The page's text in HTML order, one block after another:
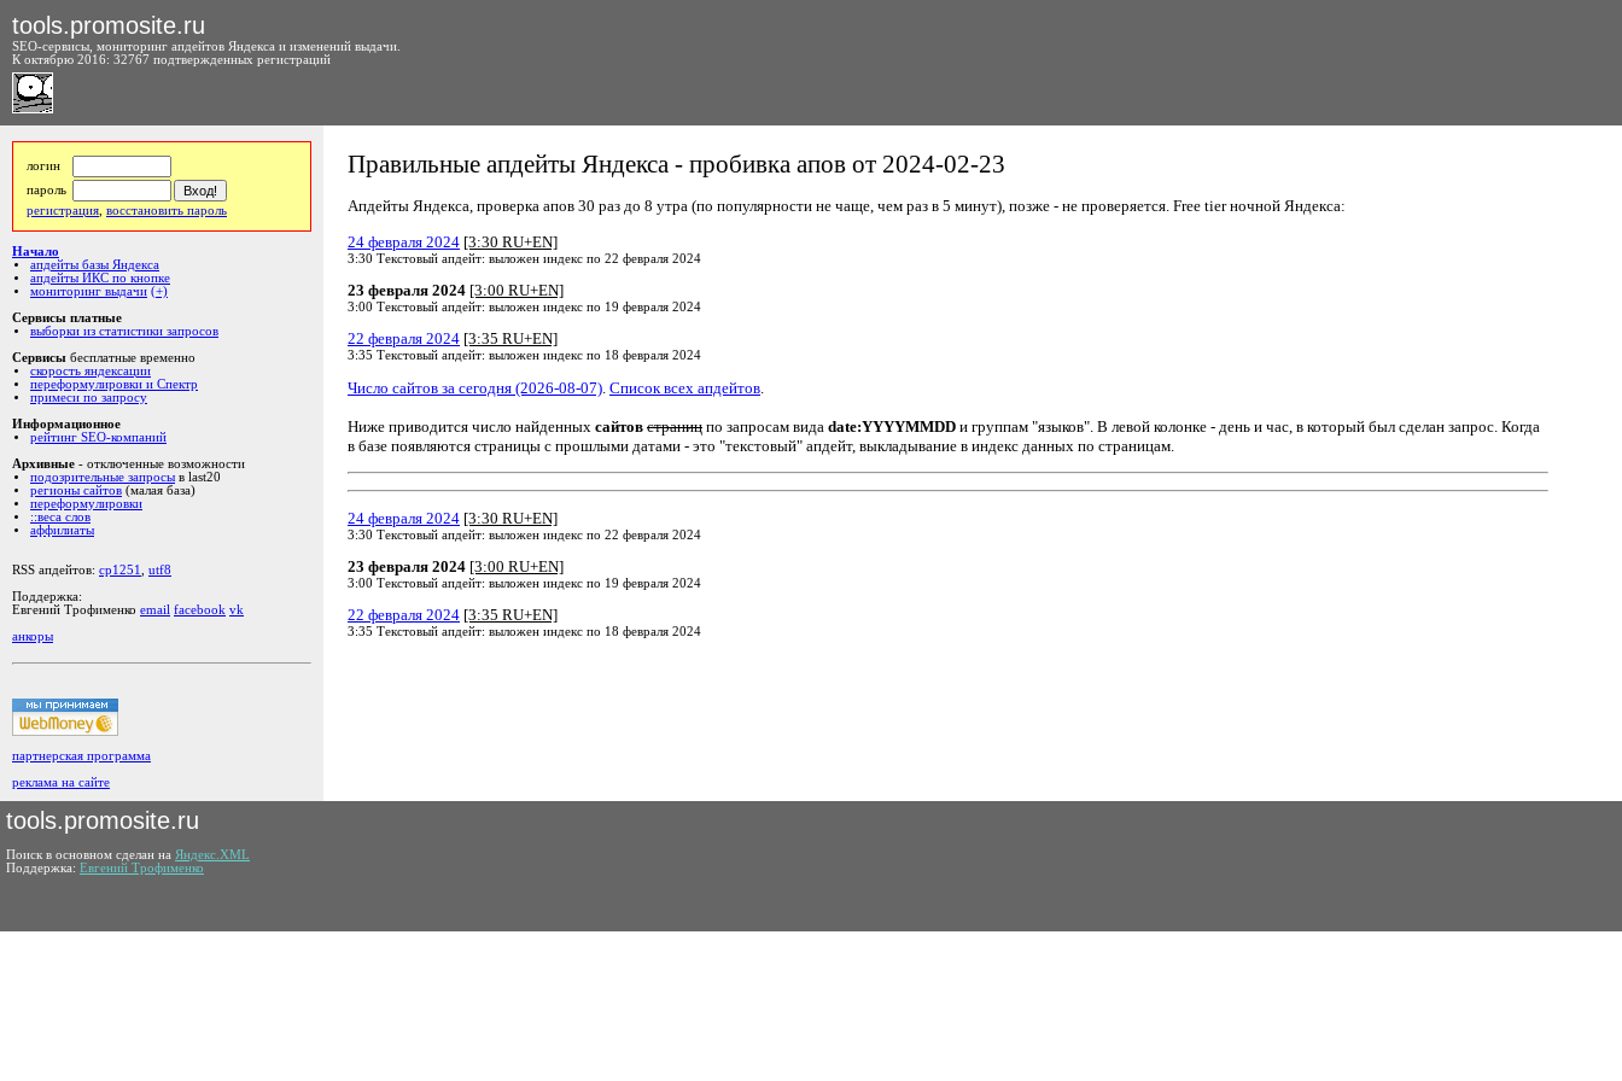
tools.promosite.ru
SEO-сервисы, мониторинг апдейтов Яндекса и изменений выдачи.
К октябрю 2016: 32767 подтвержденных регистраций
логин
пароль
регистрация восстановить пароль
Начало
апдейты базы Яндекса
апдейты ИКС по кнопке
мониторинг выдачи (+)
Сервисы платные
выборки из статистики запросов
Сервисы бесплатные временно
скорость яндексации
переформулировки и Спектр
примеси по запросу
Информационное
рейтинг SEO-компаний
Архивные - отключенные возможности
подозрительные запросы в last20
регионы сайтов (малая база)
переформулировки
::веса слов
аффилиаты
RSS апдейтов: cp1251
utf8
Поддержка:
Евгений Трофименко email facebook vk
анкоры
партнерская программа
реклама на сайте
Правильные апдейты Яндекса - пробивка апов от 2024-02-23
Апдейты Яндекса, проверка апов 30 раз до 8 утра (по популярности не чаще, чем раз в 5 минут), позже - не проверяется. Free tier ночной Яндекса:
24 февраля 2024 [3:30 RU+EN]
3:30 Текстовый апдейт: выложен индекс по 22 февраля 2024
23 февраля 2024 [3:00 RU+EN]
3:00 Текстовый апдейт: выложен индекс по 19 февраля 2024
22 февраля 2024 [3:35 RU+EN]
3:35 Текстовый апдейт: выложен индекс по 18 февраля 2024
Число сайтов за сегодня (2026-08-07) Список всех апдейтов
Ниже приводится число найденных сайтов страниц по запросам вида date:YYYYMMDD и группам "языков". В левой колонке - день и час, в который был сделан запрос. Когда
в базе появляются страницы с прошлыми датами - это "текстовый" апдейт, выкладывание в индекс данных по страницам.
24 февраля 2024 [3:30 RU+EN]
3:30 Текстовый апдейт: выложен индекс по 22 февраля 2024
23 февраля 2024 [3:00 RU+EN]
3:00 Текстовый апдейт: выложен индекс по 19 февраля 2024
22 февраля 2024 [3:35 RU+EN]
3:35 Текстовый апдейт: выложен индекс по 18 февраля 2024
tools.promosite.ru
Поиск в основном сделан на Яндекс.XML
Поддержка: Евгений Трофименко